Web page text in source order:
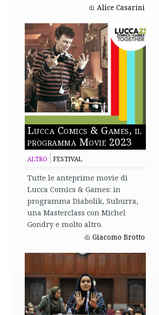
di Alice Casarini
Lucca Comics & Games, il
programma Movie 2023
ALTRO FESTIVAL
Tutte le anteprime movie di
Lucca Comics & Games: in
programma Diabolik, Suburra,
una Masterclass con Michel
Gondry e molto altro.
di Giacomo Brotto